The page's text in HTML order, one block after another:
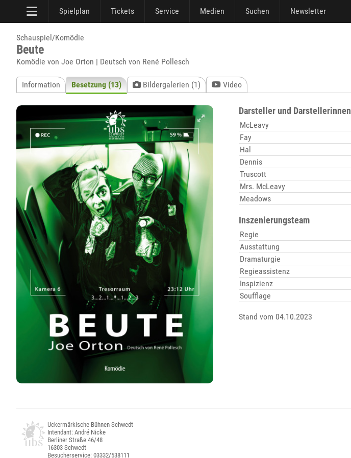
Spielplan Tickets Service Medien Suchen Newsletter
Schauspiel/Komödie
Beute
Komödie von Joe Orton | Deutsch von René Pollesch
Information Besetzung (13) Bildergalerien (1) Video
Darsteller und Darstellerinnen
McLeavy
Fay
Hal
Dennis
Truscott
Mrs. McLeavy
Meadows
Inszenierungsteam
Regie
Ausstattung
Dramaturgie
Regieassistenz
Inspizienz
Soufflage
Stand vom 04.10.2023
Uckermärkische Bühnen Schwedt
Intendant: André Nicke
Berliner Straße 46/48
16303 Schwedt
Besucherservice: 03332/538111